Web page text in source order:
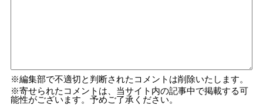
編集部で不適切と判断されたコメントは削除いたします。
寄せられたコメントは、当サイト内の記事中で掲載する可
能性がございます。予めご了承ください。